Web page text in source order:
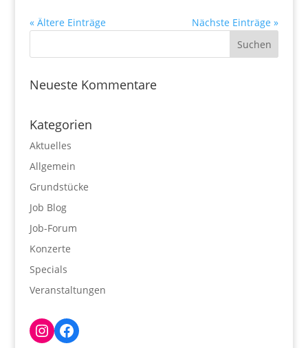
« Ältere Einträge Nächste Einträge »
Neueste Kommentare
Kategorien
Aktuelles
Allgemein
Grundstücke
Job Blog
Job-Forum
Konzerte
Specials
Veranstaltungen
Instagram
Facebook